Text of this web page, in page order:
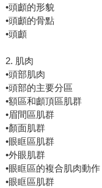
•頭顱的形貌
•頭顱的骨點
•頭顱
2. 肌肉
•頭部肌肉
•頭部的主要分區
•額區和顱頂區肌群
•眉間區肌群
•顏面肌群
•眼眶區肌群
•外眼肌群
•眼眶區的複合肌肉動作
•眼眶區肌群